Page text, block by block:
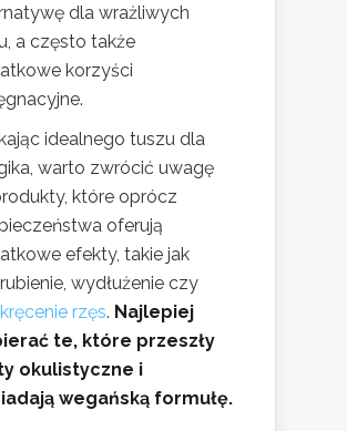
dla wrażliwych
a często także
korzyści
idealnego tuszu dla
warto zwrócić uwagę
które oprócz
oferują
efekty, takie jak
wydłużenie czy
rzęs. Najlepiej
te, które przeszły
okulistyczne i
wegańską formułę.